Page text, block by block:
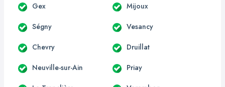
Gex Mijoux
Ségny Vesancy
Chevry Druillat
Neuville-sur-Ain Priay